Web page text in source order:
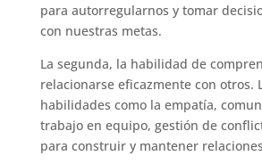
para autorregularnos y tomar
con nuestras metas.
La segunda, la habilidad de
relacionarse eficazmente con otros.
habilidades como la empatía,
trabajo en equipo, gestión de
para construir y mantener